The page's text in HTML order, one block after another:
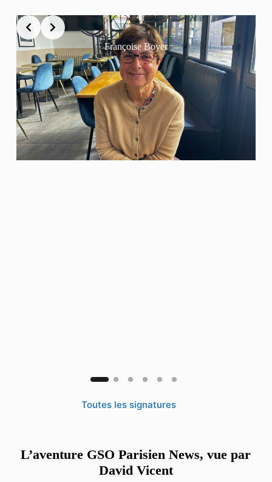
Françoise Boyer
Toutes les signatures
L’aventure GSO Parisien News, vue par
David Vicent